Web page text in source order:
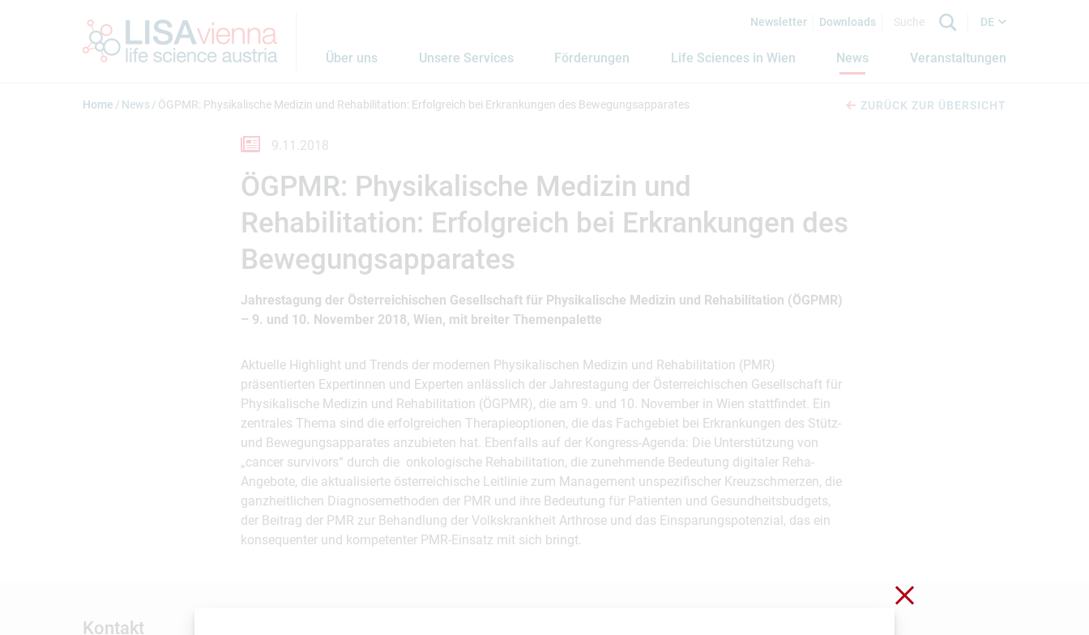
Newsletter Downloads DE
Über uns Unsere Services Förderungen Life Sciences in Wien News Veranstaltungen
Home News ÖGPMR: Physikalische Medizin und Rehabilitation: Erfolgreich bei Erkrankungen des Bewegungsapparates ZURÜCK ZUR ÜBERSICHT
9.11.2018
ÖGPMR: Physikalische Medizin und
Rehabilitation: Erfolgreich bei Erkrankungen des
Bewegungsapparates
Jahrestagung der Österreichischen Gesellschaft für Physikalische Medizin und Rehabilitation (ÖGPMR)
– 9. und 10. November 2018, Wien, mit breiter Themenpalette
Aktuelle Highlight und Trends der modernen Physikalischen Medizin und Rehabilitation (PMR)
präsentierten Expertinnen und Experten anlässlich der Jahrestagung der Österreichischen Gesellschaft für
Physikalische Medizin und Rehabilitation (ÖGPMR), die am 9. und 10. November in Wien stattfindet. Ein
zentrales Thema sind die erfolgreichen Therapieoptionen, die das Fachgebiet bei Erkrankungen des Stütz-
und Bewegungsapparates anzubieten hat. Ebenfalls auf der Kongress-Agenda: Die Unterstützung von
„cancer survivors“ durch die onkologische Rehabilitation, die zunehmende Bedeutung digitaler Reha-
Angebote, die aktualisierte österreichische Leitlinie zum Management unspezifischer Kreuzschmerzen, die
ganzheitlichen Diagnosemethoden der PMR und ihre Bedeutung für Patienten und Gesundheitsbudgets,
der Beitrag der PMR zur Behandlung der Volkskrankheit Arthrose und das Einsparungspotenzial, das ein
konsequenter und kompetenter PMR-Einsatz mit sich bringt.
Kontakt
Schließen ohne zu